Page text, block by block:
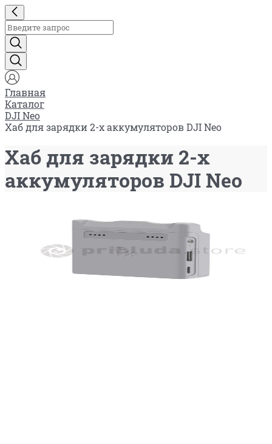
Главная
Каталог
DJI Neo
Хаб для зарядки 2-х аккумуляторов DJI Neo
Хаб для зарядки 2-х
аккумуляторов DJI Neo